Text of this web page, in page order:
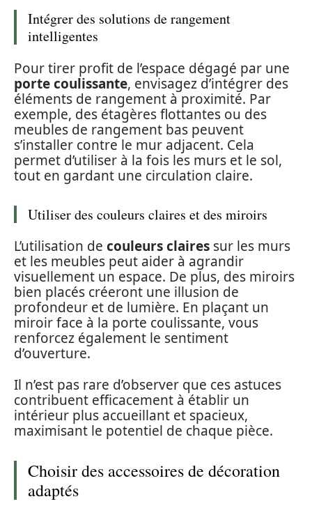
Intégrer des solutions de rangement
intelligentes
Pour tirer profit de l’espace dégagé par une
porte coulissante, envisagez d’intégrer des
éléments de rangement à proximité. Par
exemple, des étagères flottantes ou des
meubles de rangement bas peuvent
s’installer contre le mur adjacent. Cela
permet d’utiliser à la fois les murs et le sol,
tout en gardant une circulation claire.
Utiliser des couleurs claires et des miroirs
L’utilisation de couleurs claires sur les murs
et les meubles peut aider à agrandir
visuellement un espace. De plus, des miroirs
bien placés créeront une illusion de
profondeur et de lumière. En plaçant un
miroir face à la porte coulissante, vous
renforcez également le sentiment
d’ouverture.
Il n’est pas rare d’observer que ces astuces
contribuent efficacement à établir un
intérieur plus accueillant et spacieux,
maximisant le potentiel de chaque pièce.
Choisir des accessoires de décoration
adaptés